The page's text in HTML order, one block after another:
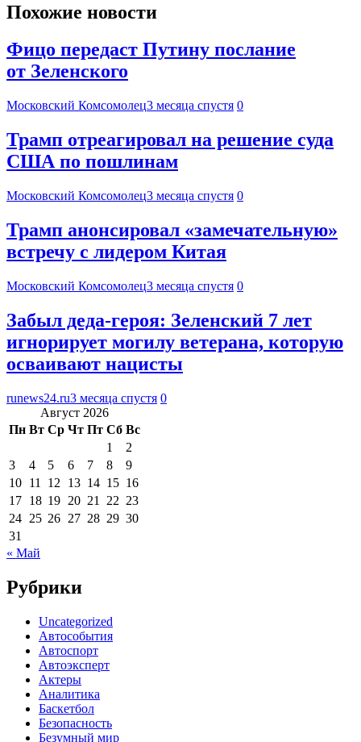
Похожие новости
Фицо передаст Путину послание
от Зеленского
Московский Комсомолец3 месяца спустя 0
Трамп отреагировал на решение суда
США по пошлинам
Московский Комсомолец3 месяца спустя 0
Трамп анонсировал «замечательную»
встречу с лидером Китая
Московский Комсомолец3 месяца спустя 0
Забыл деда-героя: Зеленский 7 лет
игнорирует могилу ветерана, которую
осваивают нацисты
runews24.ru3 месяца спустя 0
Август 2026
Пн Вт Ср Чт Пт Сб Вс
1
2
3
4 5 6 7 8
9
10 11 12 13 14 15 16
17 18 19 20 21 22 23
24 25 26 27 28 29 30
31
« Май
Рубрики
Uncategorized
Автособытия
Автоспорт
Автоэксперт
Актеры
Аналитика
Баскетбол
Безопасность
Безумный мир